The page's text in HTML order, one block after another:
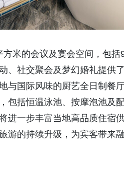
米的会议及宴会空间，包
、社交聚会及梦幻婚礼提供
与国际风味的厨艺全日制餐
包括恒温泳池、按摩泡池及
进一步丰富当地高品质住宿
游的持续升级，为宾客带来